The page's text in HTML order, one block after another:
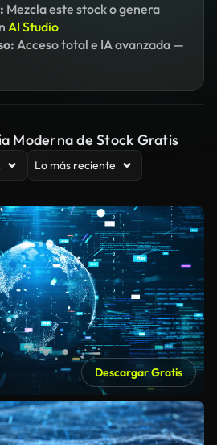
Mezcla este stock o genera
AI Studio
Acceso total e IA avanzada —
Moderna de Stock Gratis
Lo más reciente
Descargar Gratis